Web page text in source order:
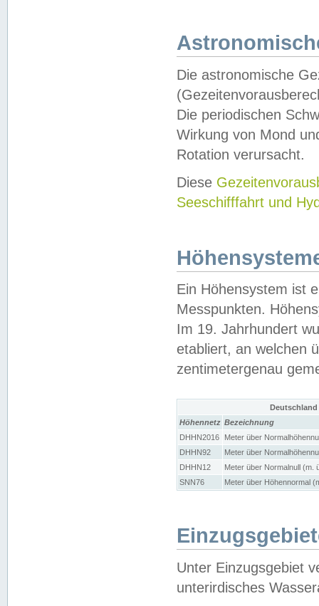
Die astronomische
Die periodischen
Wirkung von Mond
Rotation verursacht.
Diese
Seeschifffahrt und
Ein Höhensystem ist
Messpunkten.
Im 19. Jahrhundert
etabliert, an welchen
zentimetergenau
Höhennetz Bezeichnung
DHHN2016
Meter über
DHHN92
Meter über
DHHN12
Meter über Normalnull (m.
SNN76
Meter über Höhennormal
Unter Einzugsgebiet
unterirdisches